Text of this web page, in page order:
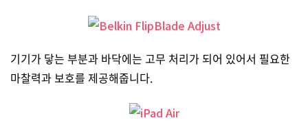
기기가 닿는 부분과 바닥에는 고무 처리가 되어 있어서 필요한
마찰력과 보호를 제공해줍니다.